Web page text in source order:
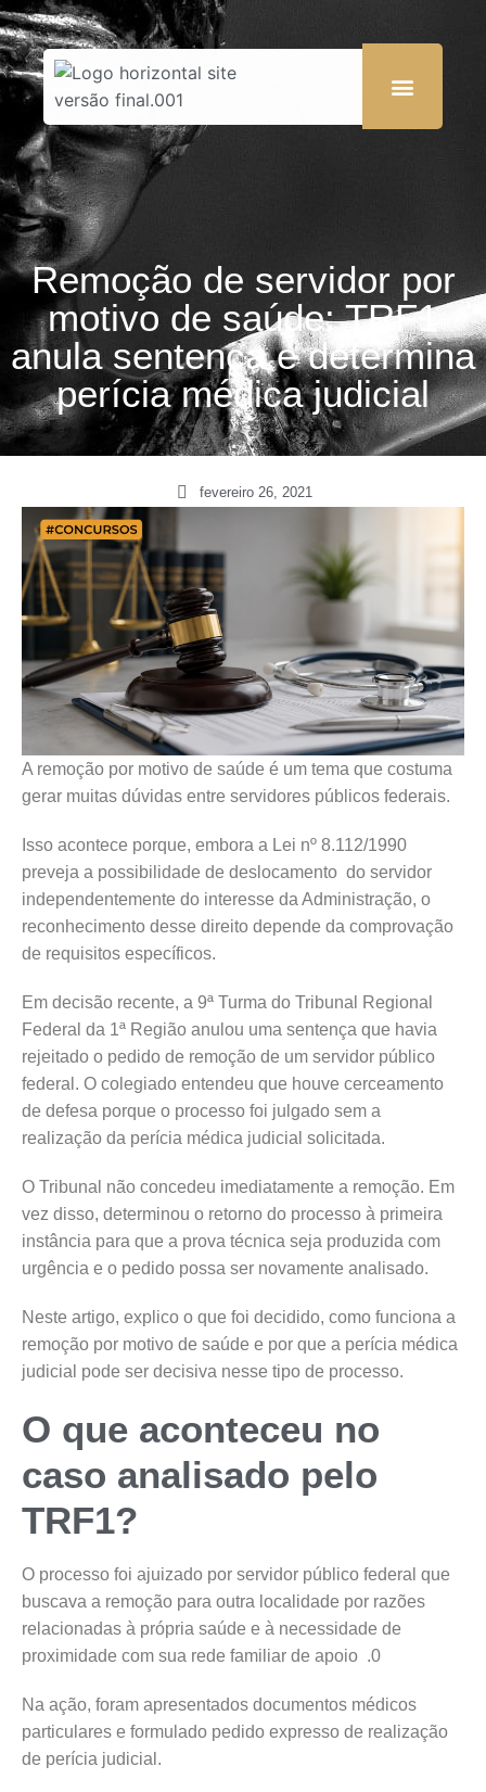
Remoção de servidor por
motivo de saúde: TRF1
anula sentença e determina
perícia médica judicial
fevereiro 26, 2021
A remoção por motivo de saúde é um tema que costuma
gerar muitas dúvidas entre servidores públicos federais.
Isso acontece porque, embora a Lei nº 8.112/1990
preveja a possibilidade de deslocamento do servidor
independentemente do interesse da Administração, o
reconhecimento desse direito depende da comprovação
de requisitos específicos.
Em decisão recente, a 9ª Turma do Tribunal Regional
Federal da 1ª Região anulou uma sentença que havia
rejeitado o pedido de remoção de um servidor público
federal. O colegiado entendeu que houve cerceamento
de defesa porque o processo foi julgado sem a
realização da perícia médica judicial solicitada.
O Tribunal não concedeu imediatamente a remoção. Em
vez disso, determinou o retorno do processo à primeira
instância para que a prova técnica seja produzida com
urgência e o pedido possa ser novamente analisado.
Neste artigo, explico o que foi decidido, como funciona a
remoção por motivo de saúde e por que a perícia médica
judicial pode ser decisiva nesse tipo de processo.
O que aconteceu no
caso analisado pelo
TRF1?
O processo foi ajuizado por servidor público federal que
buscava a remoção para outra localidade por razões
relacionadas à própria saúde e à necessidade de
proximidade com sua rede familiar de apoio .0
Na ação, foram apresentados documentos médicos
particulares e formulado pedido expresso de realização
de perícia judicial.